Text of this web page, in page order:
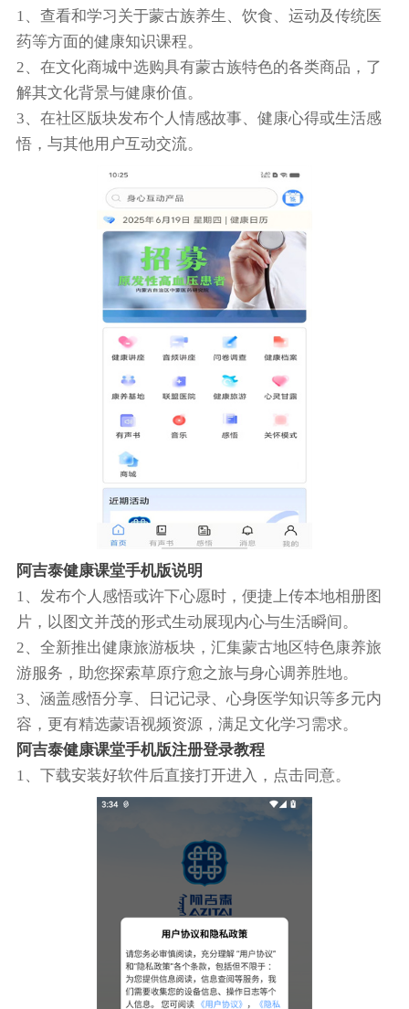
1、查看和学习关于蒙古族养生、饮食、运动及传统医
药等方面的健康知识课程。
2、在文化商城中选购具有蒙古族特色的各类商品，了
解其文化背景与健康价值。
3、在社区版块发布个人情感故事、健康心得或生活感
悟，与其他用户互动交流。
阿吉泰健康课堂手机版说明
1、发布个人感悟或许下心愿时，便捷上传本地相册图
片，以图文并茂的形式生动展现内心与生活瞬间。
2、全新推出健康旅游板块，汇集蒙古地区特色康养旅
游服务，助您探索草原疗愈之旅与身心调养胜地。
3、涵盖感悟分享、日记记录、心身医学知识等多元内
容，更有精选蒙语视频资源，满足文化学习需求。
阿吉泰健康课堂手机版注册登录教程
1、下载安装好软件后直接打开进入，点击同意。